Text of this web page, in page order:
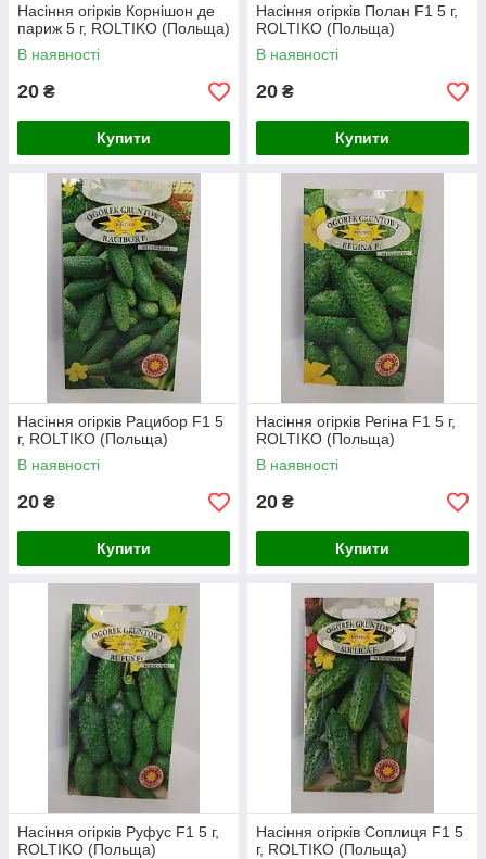
Насіння огірків Корнішон де
париж 5 г, ROLTIKO (Польща)
В наявності
20 ₴
Купити
Насіння огірків Полан F1 5 г,
ROLTIKO (Польща)
В наявності
20 ₴
Купити
Насіння огірків Рацибор F1 5
г, ROLTIKO (Польща)
В наявності
20 ₴
Купити
Насіння огірків Регіна F1 5 г,
ROLTIKO (Польща)
В наявності
20 ₴
Купити
Насіння огірків Руфус F1 5 г,
ROLTIKO (Польща)
Насіння огірків Соплиця F1 5
г, ROLTIKO (Польща)